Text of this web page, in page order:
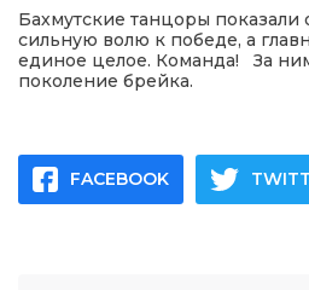
Бахмутские танцоры показали
сильную волю к победе, а
единое целое. Команда! За
поколение брейка.
FACEBOOK